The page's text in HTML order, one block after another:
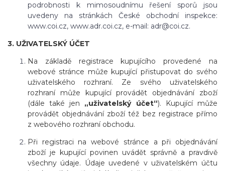
podrobnosti k mimosoudnímu řešení sporů jsou
uvedeny na stránkách České obchodní inspekce:
www.coi.cz, www.adr.coi.cz, e-mail: adr@coi.cz.
3. UŽIVATELSKÝ ÚČET
Na základě registrace kupujícího provedené na
webové stránce může kupující přistupovat do svého
uživatelského rozhraní. Ze svého uživatelského
rozhraní může kupující provádět objednávání zboží
(dále také jen „uživatelský účet“). Kupující může
provádět objednávání zboží též bez registrace přímo
z webového rozhraní obchodu.
Při registraci na webové stránce a při objednávání
zboží je kupující povinen uvádět správně a pravdivě
všechny údaje. Údaje uvedené v uživatelském účtu